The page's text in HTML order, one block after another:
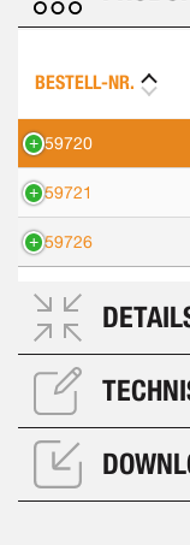
BESTELL-NR.
559720
559721
559726